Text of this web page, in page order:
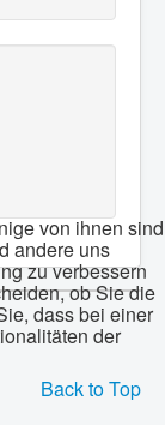
Back to Top
von ihnen sind
andere uns
zu verbessern
ob Sie die
dass bei einer
der